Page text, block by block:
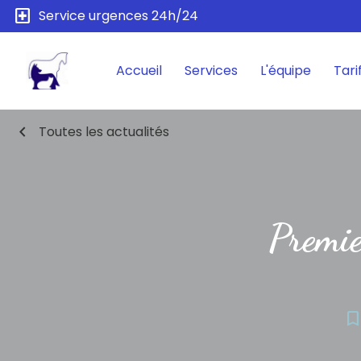
local_hospital Service urgences 24h/24
Accueil Services L'équipe
chevron_left Toutes les actualités
bookmark_border